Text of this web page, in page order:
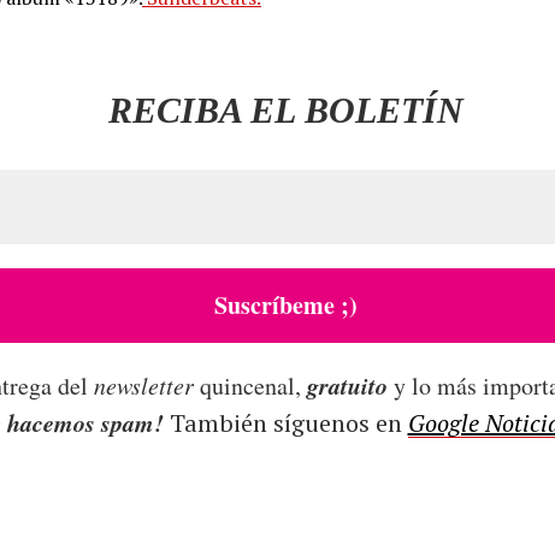
RECIBA EL BOLETÍN
del newsletterquincenal, gratuito y lo más
spam!También síguenos en Google